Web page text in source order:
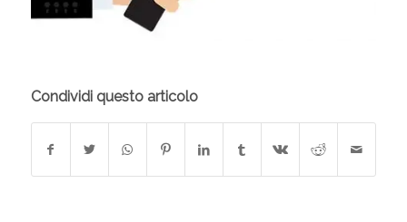
Condividi questo articolo